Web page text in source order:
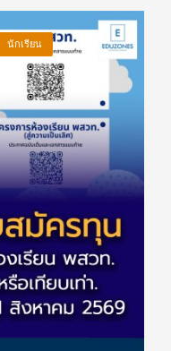
นักเรียน